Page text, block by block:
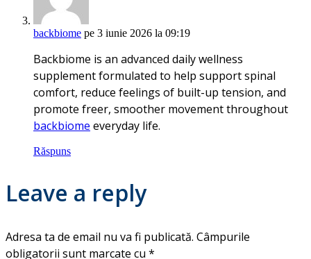
backbiome pe 3 iunie 2026 la 09:19
Backbiome is an advanced daily wellness
supplement formulated to help support spinal
comfort, reduce feelings of built-up tension, and
promote freer, smoother movement throughout
backbiome everyday life.
Răspuns
Leave a reply
Adresa ta de email nu va fi publicată. Câmpurile
obligatorii sunt marcate cu *